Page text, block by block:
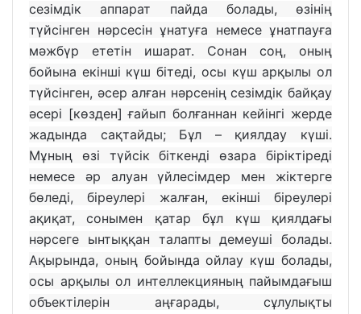
сезімдік аппарат пайда болады, өзінің
түйсінген нәрсесін ұнатуға немесе ұнатпауға
мәжбүр ететін ишарат. Сонан соң, оның
бойына екінші күш бітеді, осы күш арқылы ол
түйсінген, әсер алған нәрсенің сезімдік байқау
әсері [көзден] ғайып болғаннан кейінгі жерде
жадында сақтайды; Бұл – қиялдау күші.
Мұның өзі түйсік біткенді өзара біріктіреді
немесе әр алуан үйлесімдер мен жіктерге
бөледі, біреулері жалған, екінші біреулері
ақиқат, сонымен қатар бұл күш қиялдағы
нәрсеге ынтыққан талапты демеуші болады.
Ақырында, оның бойында ойлау күш болады,
осы арқылы ол интеллекцияның пайымдағыш
объектілерін аңғарады, сұлулықты